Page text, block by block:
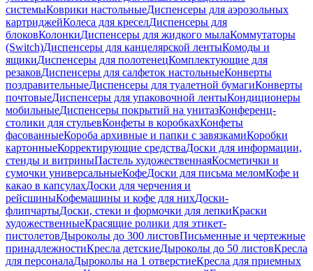
системыКоврики настольныеДиспенсеры для аэрозольных
картриджейКолеса для креселДиспенсеры для
блоковКолонкиДиспенсеры для жидкого мылаКоммутаторы
(Switch)Диспенсеры для канцелярской лентыКомоды и
ящикиДиспенсеры для полотенецКомплектующие для
резаковДиспенсеры для салфеток настольныеКонверты
поздравительныеДиспенсеры для туалетной бумагиКонверты
почтовыеДиспенсеры для упаковочной лентыКондиционеры
мобильныеДиспенсеры покрытий на унитазКонференц-
столики для стульевКонфеты в коробкахКонфеты
фасованныеКороба архивные и папки с завязкамиКоробки
картонныеКорректирующие средстваДоски для информации,
стенды и витриныПастель художественнаяКосметички и
сумочки универсальныеКофеДоски для письма меломКофе и
какао в капсулахДоски для черчения и
рейсшиныКофемашины и кофе для нихДоски-
флипчартыДоски, стеки и формочки для лепкиКраски
художественныеКрасящие ролики для этикет-
пистолетовДыроколы до 300 листовПисьменные и чертежные
принадлежностиКресла детскиеДыроколы до 50 листовКресла
для персоналаДыроколы на 1 отверстиеКресла для приемных